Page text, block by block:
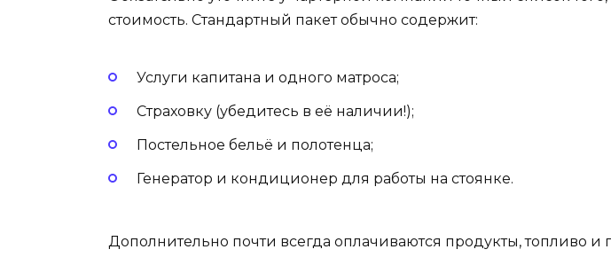
стоимость. Стандартный пакет обычно содержит:
Услуги капитана и одного матроса;
Страховку (убедитесь в её наличии!);
Постельное бельё и полотенца;
Генератор и кондиционер для работы на стоянке.
Дополнительно почти всегда оплачиваются продукты, топливо и